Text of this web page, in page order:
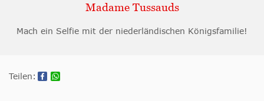
Madame Tussauds
Mach ein Selfie mit der niederländischen Königsfamilie!
Teilen: